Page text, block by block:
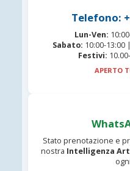
Telefono:
Lun-Ven:
Sabato: 10:00-13:00
Festivi:
APERTO
Stato prenotazione e
nostra Intelligenza